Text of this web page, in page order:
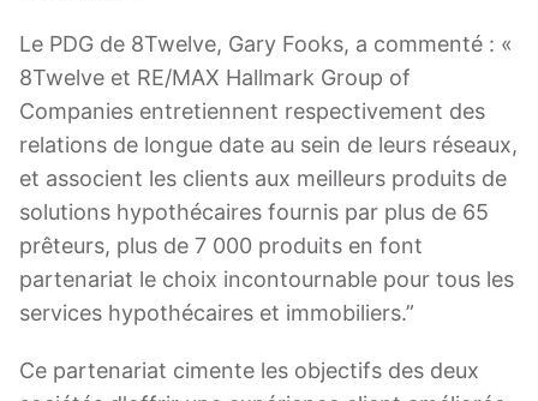
Le PDG de 8Twelve, Gary Fooks, a commenté : «
8Twelve et RE/MAX Hallmark Group of
Companies entretiennent respectivement des
relations de longue date au sein de leurs réseaux,
et associent les clients aux meilleurs produits de
solutions hypothécaires fournis par plus de 65
prêteurs, plus de 7 000 produits en font
partenariat le choix incontournable pour tous les
services hypothécaires et immobiliers.”
Ce partenariat cimente les objectifs des deux